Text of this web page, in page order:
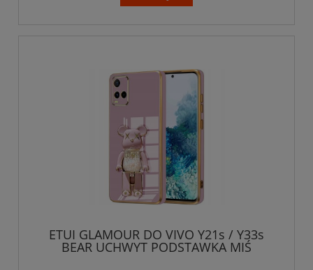
ETUI GLAMOUR DO VIVO Y21s / Y33s
BEAR UCHWYT PODSTAWKA MIŚ